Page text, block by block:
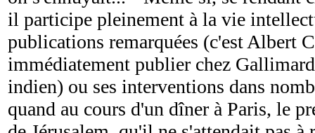
il participe pleinement à la vie
publications remarquées (c'est Albert
immédiatement publier chez
indien) ou ses interventions dans
quand au cours d'un dîner à Paris, le